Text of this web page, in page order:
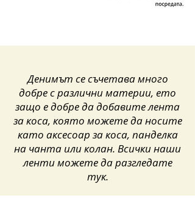
Денимът се съчетава много
добре с различни материи, ето
защо е добре да добавите лента
за коса, която можете да носите
като аксесоар за коса, панделка
на чанта или колан. Всички наши
ленти можете да разгледате
тук.